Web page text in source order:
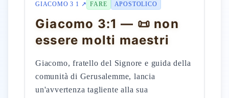
GIACOMO 3 1 ↗ FARE APOSTOLICO
Giacomo 3:1 — 📜 non
essere molti maestri
Giacomo, fratello del Signore e guida della
comunità di Gerusalemme, lancia
un'avvertenza tagliente alla sua